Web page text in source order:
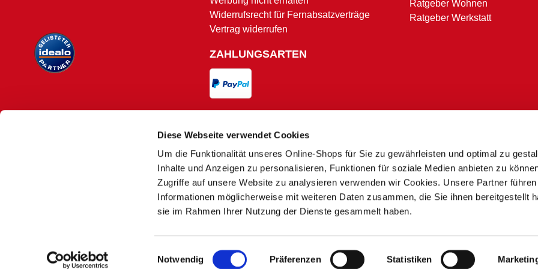
Diese Webseite verwendet Cookies
Um die Funktionalität unseres Online-Shops für Sie zu gewährleisten und optimal zu
Inhalte und Anzeigen zu personalisieren, Funktionen für soziale Medien anbieten zu
Zugriffe auf unsere Website zu analysieren verwenden wir Cookies. Unsere Partner
Informationen möglicherweise mit weiteren Daten zusammen, die Sie ihnen bereitgestellt
sie im Rahmen Ihrer Nutzung der Dienste gesammelt haben.
Einwilligungsauswahl
Notwendig Präferenzen Statistiken
Widerrufsrecht für Fernabsatzverträge
Vertrag widerrufen
ZAHLUNGSARTEN
Versand und Zahlungsbedingungen
Ratgeber Wohnen
Ratgeber Werkstatt
* Alle Preise in Euro inkl. MwSt. und zzgl. Service- und Versandkosten.
** Ausgenommen Speditions- und Sperrgutzuschläge
Es kann zu Preisunterschieden zwischen dem Onlineshop und unseren Sonderpreis Baumärkten vor Ort
2)
Macherprodukt-Angebote nur gültig für den aktuellen Werbezeitraum und in teilnehmenden stationären
© 2013 - 2026 Sonderpreis Baumarkt